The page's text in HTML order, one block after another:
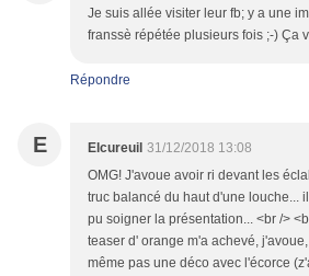
Je suis allée visiter leur fb; y a une
franssè répétée plusieurs fois ;-) Ça
Répondre
E Elcureuil 31/12/2018 13:08
OMG! J'avoue avoir ri devant les
truc balancé du haut d'une louche...
pu soigner la présentation... <br />
teaser d' orange m'a achevé,
même pas une déco avec l'écorce